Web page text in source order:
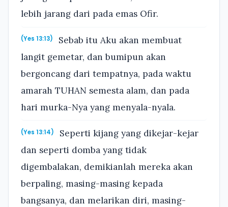
lebih jarang dari pada emas Ofir.
(Yes 13:13)
Sebab itu Aku akan membuat
langit gemetar, dan bumipun akan
bergoncang dari tempatnya, pada waktu
amarah TUHAN semesta alam, dan pada
hari murka-Nya yang menyala-nyala.
(Yes 13:14)
Seperti kijang yang dikejar-kejar
dan seperti domba yang tidak
digembalakan, demikianlah mereka akan
berpaling, masing-masing kepada
bangsanya, dan melarikan diri, masing-